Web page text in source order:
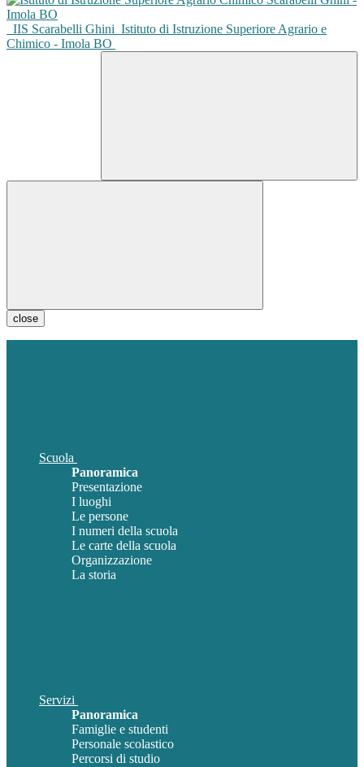
IIS Scarabelli Ghini Istituto di Istruzione Superiore Agrario e
Chimico - Imola BO
close
Scuola
Panoramica
Presentazione
I luoghi
Le persone
I numeri della scuola
Le carte della scuola
Organizzazione
La storia
Servizi
Panoramica
Famiglie e studenti
Personale scolastico
Percorsi di studio